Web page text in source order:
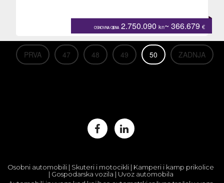
OSNOVNA CIJENA 2.750.090 kn~ 366.679 €
PRVA 47 48 49 50 ZADNJA
Osobni automobili | Skuteri i motocikli | Kamperi i kamp prikolice
| Gospodarska vozila | Uvoz automobila